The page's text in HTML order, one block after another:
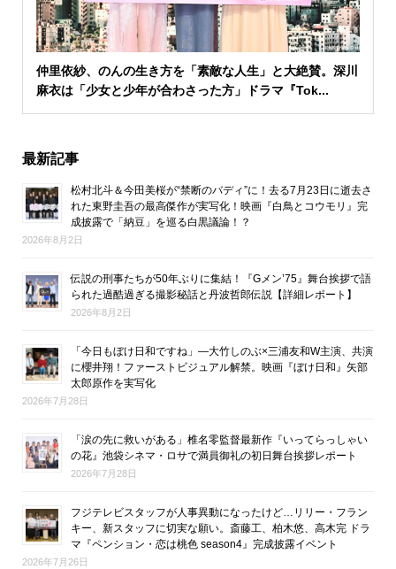
仲里依紗、のんの生き方を「素敵な人生」と大絶賛。深川
麻衣は「少女と少年が合わさった方」ドラマ『Tok...
最新記事
松村北斗＆今田美桜が“禁断のバディ”に！去る7月23日に逝去さ
れた東野圭吾の最高傑作が実写化！映画『白鳥とコウモリ』完
成披露で「納豆」を巡る白黒議論！？
2026年8月2日
伝説の刑事たちが50年ぶりに集結！『Gメン’75』舞台挨拶で語
られた過酷過ぎる撮影秘話と丹波哲郎伝説【詳細レポート】
2026年8月2日
「今日もぼけ日和ですね」―大竹しのぶ×三浦友和W主演、共演
に櫻井翔！ファーストビジュアル解禁。映画『ぼけ日和』矢部
太郎原作を実写化
2026年7月28日
「涙の先に救いがある」椎名零監督最新作『いってらっしゃい
の花』池袋シネマ・ロサで満員御礼の初日舞台挨拶レポート
2026年7月28日
フジテレビスタッフが人事異動になったけど…リリー・フラン
キー、新スタッフに切実な願い。斎藤工、柏木悠、高木完 ドラ
マ『ペンション・恋は桃色 season4』完成披露イベント
2026年7月26日